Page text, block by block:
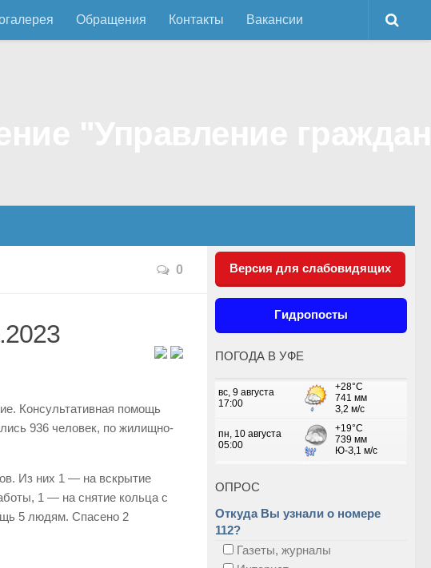
Обращения Контакты Вакансии
0
Консультативная помощь
936 человек, по жилищно-
Из них 1 — на вскрытие
1 — на снятие кольца с
5 людям. Спасено 2
Версия для слабовидящих
Гидропосты
ПОГОДА В УФЕ
ОПРОС
Откуда Вы узнали о номере
112?
Газеты, журналы